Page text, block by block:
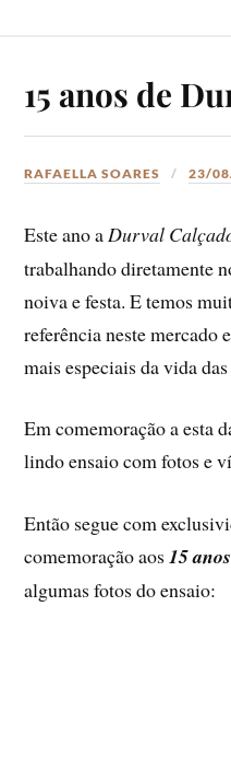
15 anos de
RAFAELLA SOARES 23/
Este ano a Durval
trabalhando diretamente
noiva e festa. E temos
referência neste mercado
mais especiais da vida
Em comemoração a esta
lindo ensaio com fotos e
Então segue com
comemoração aos15
algumas fotos do ensaio: